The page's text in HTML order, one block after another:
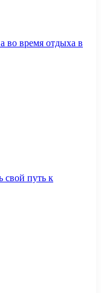
во время отдыха в
свой путь к